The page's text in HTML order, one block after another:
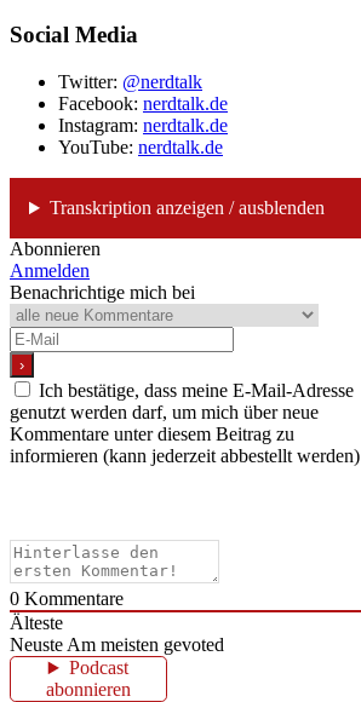
Social Media
Twitter: @nerdtalk
Facebook: nerdtalk.de
Instagram: nerdtalk.de
YouTube: nerdtalk.de
Transkription anzeigen / ausblenden
Abonnieren
Anmelden
Benachrichtige mich bei
Ich bestätige, dass meine E-Mail-Adresse
genutzt werden darf, um mich über neue
Kommentare unter diesem Beitrag zu
informieren (kann jederzeit abbestellt werden)
0 Kommentare
Älteste
Neuste Am meisten gevoted
Podcast
abonnieren